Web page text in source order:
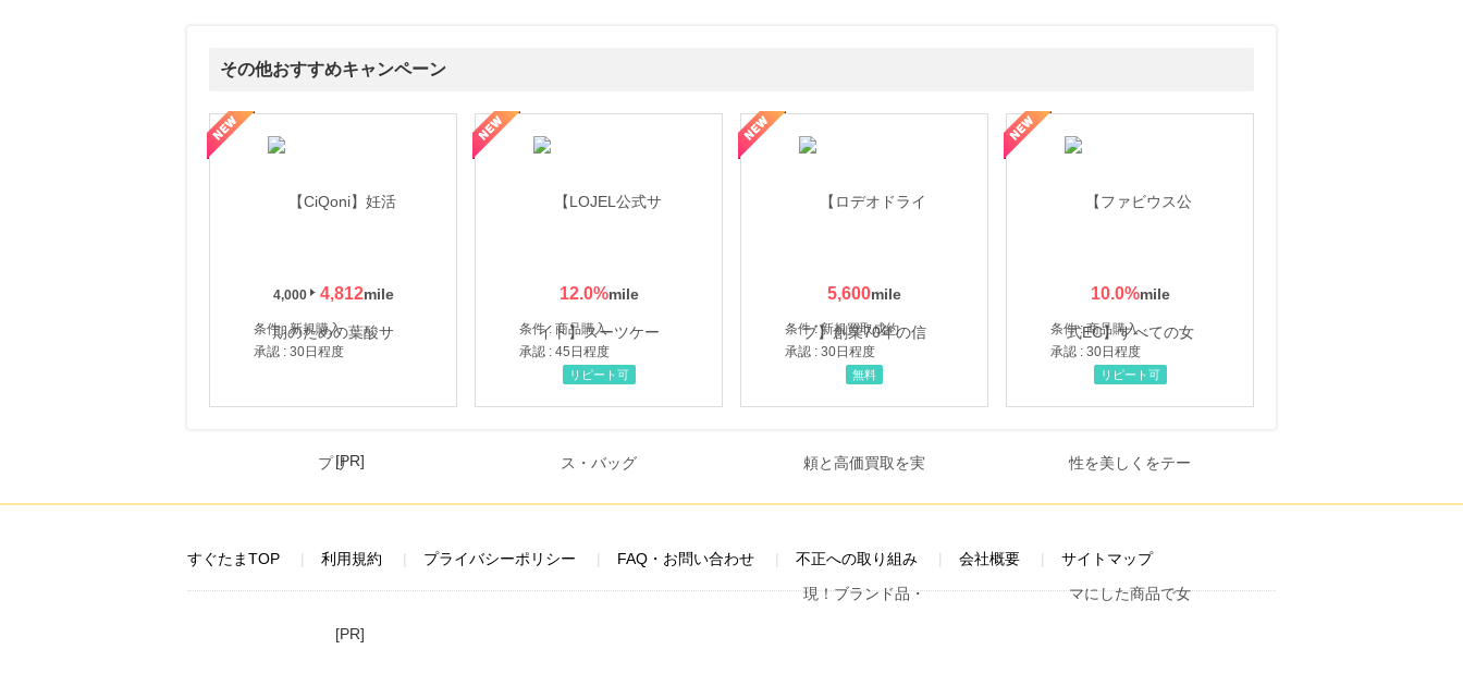
その他おすすめキャンペーン
4,000 4,812
条件 : 新規購入
承認 : 30日程度
12.0%
条件 : 商品購入
承認 : 45日程度
リピート可
5,600
条件 : 新規買取成約
承認 : 30日程度
【ロデオドライブ】創業70年の信頼と高価買取を実現！ブランド品・貴金属の無料査定
無料
10.0%
条件 : 商品購入
承認 : 30日程度
【ファビウス公式EC】すべての女性を美しくをテーマにした商品で女性の美を応援しています
リピート可
[PR]
すぐたまTOP 利用規約 プライバシーポリシー FAQ・お問い合わせ 不正への取り組み 会社概要 サイトマップ
[PR]